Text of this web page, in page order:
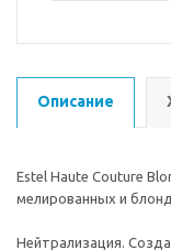
Описание
Estel Haute Couture
мелированных и
Нейтрализация.